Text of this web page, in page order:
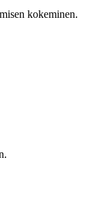
kokeminen.